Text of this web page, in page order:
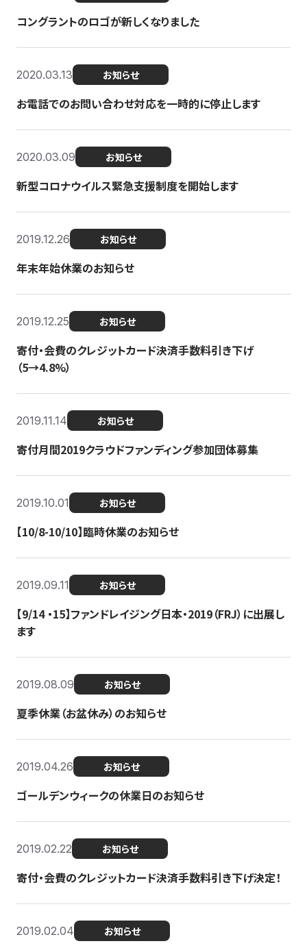
コングラントのロゴが新しくなりました
2020.03.13 お知らせ
お電話でのお問い合わせ対応を一時的に停止します
2020.03.09 お知らせ
新型コロナウイルス緊急支援制度を開始します
2019.12.26 お知らせ
年末年始休業のお知らせ
2019.12.25 お知らせ
寄付・会費のクレジットカード決済手数料引き下げ
（5→4.8%）
2019.11.14 お知らせ
寄付月間2019クラウドファンディング参加団体募集
2019.10.01 お知らせ
【10/8-10/10】臨時休業のお知らせ
2019.09.11 お知らせ
【9/14 ・15】ファンドレイジング日本・2019（FRJ）に出展し
ます
2019.08.09 お知らせ
夏季休業（お盆休み）のお知らせ
2019.04.26 お知らせ
ゴールデンウィークの休業日のお知らせ
2019.02.22 お知らせ
寄付・会費のクレジットカード決済手数料引き下げ決定！
2019.02.04 お知らせ